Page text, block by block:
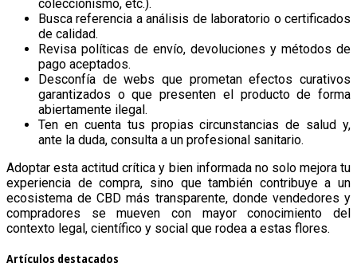
coleccionismo, etc.).
Busca referencia a análisis de laboratorio o certificados
de calidad.
Revisa políticas de envío, devoluciones y métodos de
pago aceptados.
Desconfía de webs que prometan efectos curativos
garantizados o que presenten el producto de forma
abiertamente ilegal.
Ten en cuenta tus propias circunstancias de salud y,
ante la duda, consulta a un profesional sanitario.
Adoptar esta actitud crítica y bien informada no solo mejora tu
experiencia de compra, sino que también contribuye a un
ecosistema de CBD más transparente, donde vendedores y
compradores se mueven con mayor conocimiento del
contexto legal, científico y social que rodea a estas flores.
Artículos destacados